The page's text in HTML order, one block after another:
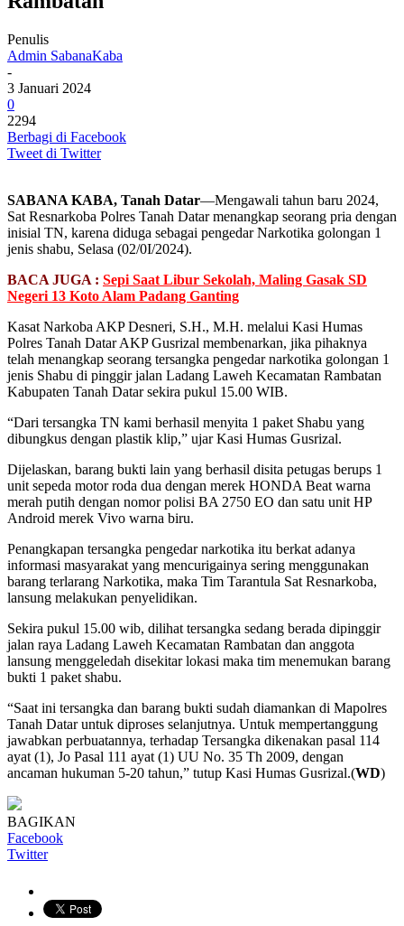
Penulis
Admin SabanaKaba
-
3 Januari 2024
0
2294
Berbagi di Facebook
Tweet di Twitter
SABANA KABA, Tanah Datar—Mengawali tahun baru 2024,
Sat Resnarkoba Polres Tanah Datar menangkap seorang pria dengan
inisial TN, karena diduga sebagai pengedar Narkotika golongan 1
jenis shabu, Selasa (02/0I/2024).
BACA JUGA : Sepi Saat Libur Sekolah, Maling Gasak SD
Negeri 13 Koto Alam Padang Ganting
Kasat Narkoba AKP Desneri, S.H., M.H. melalui Kasi Humas
Polres Tanah Datar AKP Gusrizal membenarkan, jika pihaknya
telah menangkap seorang tersangka pengedar narkotika golongan 1
jenis Shabu di pinggir jalan Ladang Laweh Kecamatan Rambatan
Kabupaten Tanah Datar sekira pukul 15.00 WIB.
“Dari tersangka TN kami berhasil menyita 1 paket Shabu yang
dibungkus dengan plastik klip,” ujar Kasi Humas Gusrizal.
Dijelaskan, barang bukti lain yang berhasil disita petugas berups 1
unit sepeda motor roda dua dengan merek HONDA Beat warna
merah putih dengan nomor polisi BA 2750 EO dan satu unit HP
Android merek Vivo warna biru.
Penangkapan tersangka pengedar narkotika itu berkat adanya
informasi masyarakat yang mencurigainya sering menggunakan
barang terlarang Narkotika, maka Tim Tarantula Sat Resnarkoba,
lansung melakukan penyelidikan.
Sekira pukul 15.00 wib, dilihat tersangka sedang berada dipinggir
jalan raya Ladang Laweh Kecamatan Rambatan dan anggota
lansung menggeledah disekitar lokasi maka tim menemukan barang
bukti 1 paket shabu.
“Saat ini tersangka dan barang bukti sudah diamankan di Mapolres
Tanah Datar untuk diproses selanjutnya. Untuk mempertanggung
jawabkan perbuatannya, terhadap Tersangka dikenakan pasal 114
ayat (1), Jo Pasal 111 ayat (1) UU No. 35 Th 2009, dengan
ancaman hukuman 5-20 tahun,” tutup Kasi Humas Gusrizal.(WD)
BAGIKAN
Facebook
Twitter